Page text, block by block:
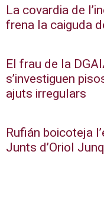
La covardia de
frena la caiguda
El frau de la
s’investiguen
ajuts irregulars
Rufián boicoteja
Junts d’Oriol